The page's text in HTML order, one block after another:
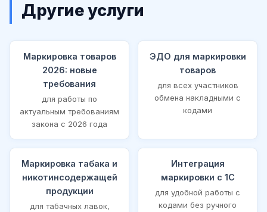
Другие услуги
Маркировка товаров
2026: новые
требования
для работы по
актуальным требованиям
закона с 2026 года
ЭДО для маркировки
товаров
для всех участников
обмена накладными с
кодами
Маркировка табака и
никотинсодержащей
продукции
для табачных лавок,
Интеграция
маркировки с 1С
для удобной работы с
кодами без ручного